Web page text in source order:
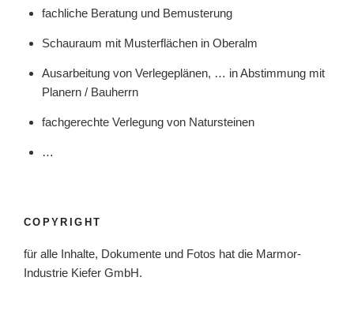
fachliche Beratung und Bemusterung
Schauraum mit Musterflächen in Oberalm
Ausarbeitung von Verlegeplänen, … in Abstimmung mit
Planern / Bauherrn
fachgerechte Verlegung von Natursteinen
…
COPYRIGHT
für alle Inhalte, Dokumente und Fotos hat die Marmor-
Industrie Kiefer GmbH.